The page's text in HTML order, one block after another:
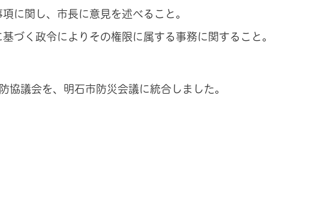
に関し、市長に意見を述べること。
づく政令によりその権限に属する事務に関すること。
議会を、明石市防災会議に統合しました。